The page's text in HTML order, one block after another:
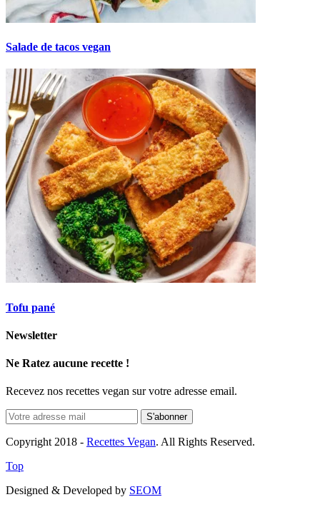
Salade de tacos vegan
Tofu pané
Newsletter
Ne Ratez aucune recette !
Recevez nos recettes vegan sur votre adresse email.
Copyright 2018 - Recettes Vegan. All Rights Reserved.
Top
Designed & Developed by SEOM